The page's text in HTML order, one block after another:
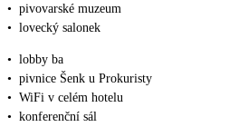
• pivovarské muzeum
• lovecký salonek
• lobby ba
• pivnice Šenk u Prokuristy
• WiFi v celém hotelu
• konferenční sál